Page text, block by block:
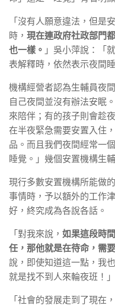
「沒有人願意違法，但是
時， 現在連政府社政部門
也一樣。 」吳小萍說：「
表解釋時，依然表示夜間
機構經營者認為生輔員夜
自己夜間並沒有辦法安眠
來陪伴；有的孩子則會趁
在半夜緊急需要安置入住
品。而且我們夜間經常一
睡覺。」幾個安置機構生
現行多數安置機構所能做
事情時，予以額外的工作
好，終究成為各說各話。
「對我來說， 如果這段時
任，那他就是在待命，需
說，即使知道這一點，我
就是找不到人來輪夜班！」
「社會的發展走到了現在